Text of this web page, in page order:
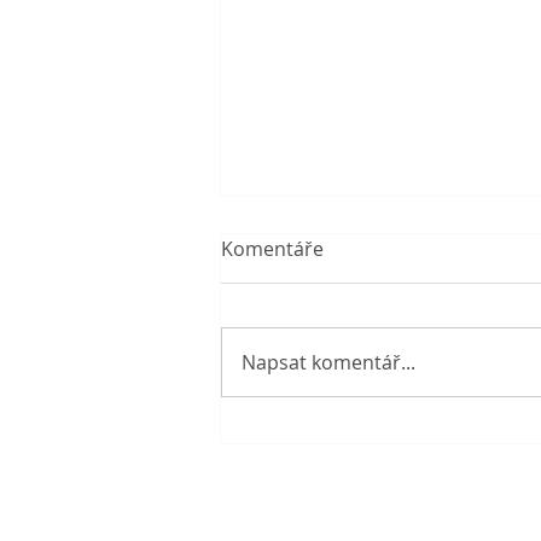
Prázdniny v knihovně
Komentáře
Napsat komentář...